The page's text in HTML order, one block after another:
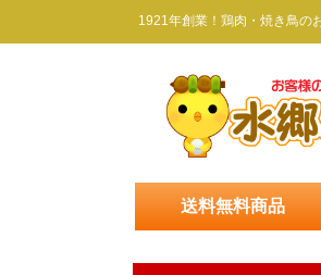
1921年創業！鶏肉・焼き鳥の
送料無料商品